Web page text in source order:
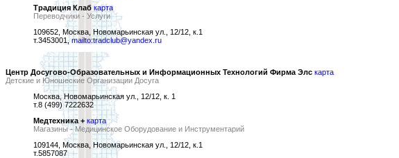
Традиция Клаб карта
Переводчики - Услуги
109652, Москва, Новомарьинская ул., 12/12, к.1
т.3453001,mailto:tradclub@yandex.ru
Центр Досугово-Образовательных и Информационных Технологий Фирма Элс карта
Детские и Юношеские Организации Досуга
Москва, Новомарьинская ул., 12/12, к. 1
т.8 (499) 7222632
Медтехника + карта
Магазины - Медицинское Оборудование и Инструментарий
109144, Москва, Новомарьинская ул., 12/12, к.1
т.5857087